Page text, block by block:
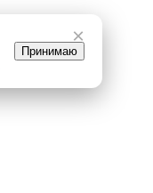
×
Принимаю